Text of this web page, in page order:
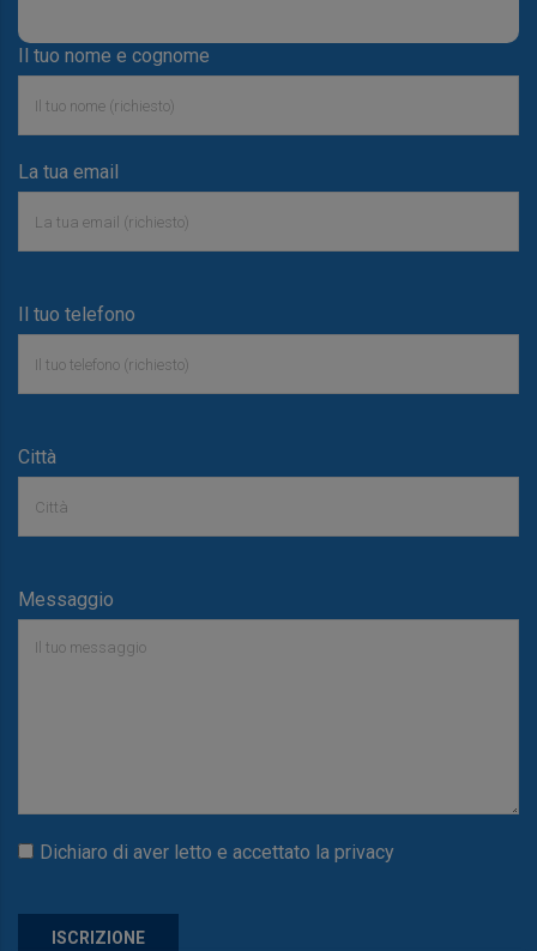
Il tuo nome e cognome
La tua email
Il tuo telefono
Città
Messaggio
Dichiaro di aver letto e accettato la privacy
ISCRIZIONE